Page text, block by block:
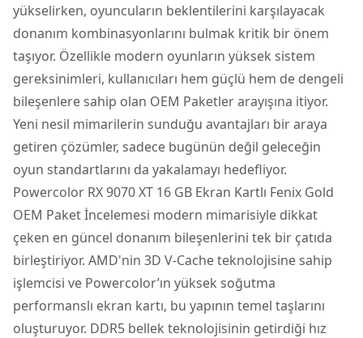
yükselirken, oyuncuların beklentilerini karşılayacak
donanım kombinasyonlarını bulmak kritik bir önem
taşıyor. Özellikle modern oyunların yüksek sistem
gereksinimleri, kullanıcıları hem güçlü hem de dengeli
bileşenlere sahip olan OEM Paketler arayışına itiyor.
Yeni nesil mimarilerin sunduğu avantajları bir araya
getiren çözümler, sadece bugünün değil geleceğin
oyun standartlarını da yakalamayı hedefliyor.
Powercolor RX 9070 XT 16 GB Ekran Kartlı Fenix Gold
OEM Paket İncelemesi modern mimarisiyle dikkat
çeken en güncel donanım bileşenlerini tek bir çatıda
birleştiriyor. AMD'nin 3D V-Cache teknolojisine sahip
işlemcisi ve Powercolor’ın yüksek soğutma
performanslı ekran kartı, bu yapının temel taşlarını
oluşturuyor. DDR5 bellek teknolojisinin getirdiği hız